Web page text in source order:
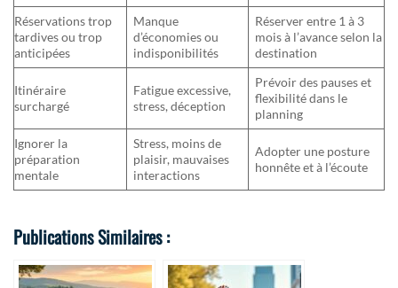
Réservations trop
tardives ou trop
anticipées
Manque
d’économies ou
indisponibilités
Réserver entre 1 à 3
mois à l’avance selon la
destination
Itinéraire
surchargé
Fatigue excessive,
stress, déception
Prévoir des pauses et
flexibilité dans le
planning
Ignorer la
préparation
mentale
Stress, moins de
plaisir, mauvaises
interactions
Adopter une posture
honnête et à l’écoute
Publications Similaires :